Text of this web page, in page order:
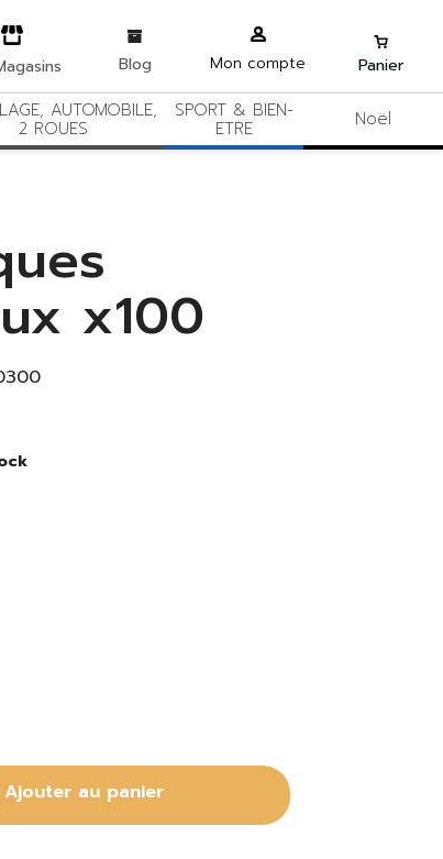
Blog Mon compte Panier
AUTOMOBILE,
2 ROUES
SPORT & BIEN-
ETRE Noël
x100
Ajouter au panier